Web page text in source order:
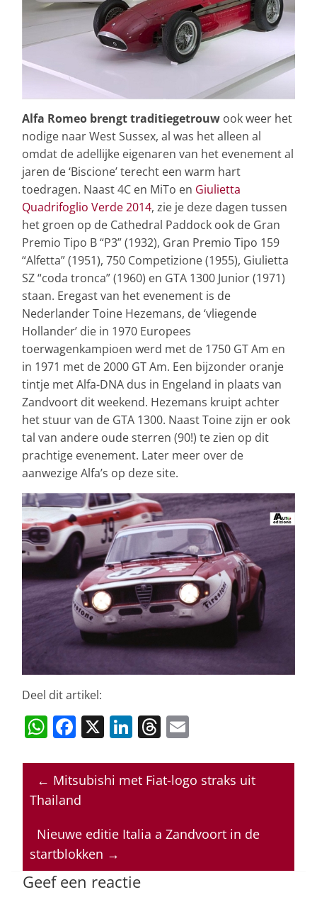
Alfa Romeo brengt traditiegetrouw ook weer het
nodige naar West Sussex, al was het alleen al
omdat de adellijke eigenaren van het evenement al
jaren de ‘Biscione’ terecht een warm hart
toedragen. Naast 4C en MiTo en Giulietta
Quadrifoglio Verde 2014, zie je deze dagen tussen
het groen op de Cathedral Paddock ook de Gran
Premio Tipo B “P3” (1932), Gran Premio Tipo 159
“Alfetta” (1951), 750 Competizione (1955), Giulietta
SZ “coda tronca” (1960) en GTA 1300 Junior (1971)
staan. Eregast van het evenement is de
Nederlander Toine Hezemans, de ‘vliegende
Hollander’ die in 1970 Europees
toerwagenkampioen werd met de 1750 GT Am en
in 1971 met de 2000 GT Am. Een bijzonder oranje
tintje met Alfa-DNA dus in Engeland in plaats van
Zandvoort dit weekend. Hezemans kruipt achter
het stuur van de GTA 1300. Naast Toine zijn er ook
tal van andere oude sterren (90!) te zien op dit
prachtige evenement. Later meer over de
aanwezige Alfa’s op deze site.
Deel dit artikel:
W
at
s
p
p
F
c
e
o
o
k
X Li
k
e
n
T
re
a
s
ai
l
← Mitsubishi met Fiat-logo straks uit
Thailand
Nieuwe editie Italia a Zandvoort in de
startblokken →
Geef een reactie